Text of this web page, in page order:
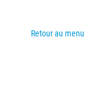
Retour au menu